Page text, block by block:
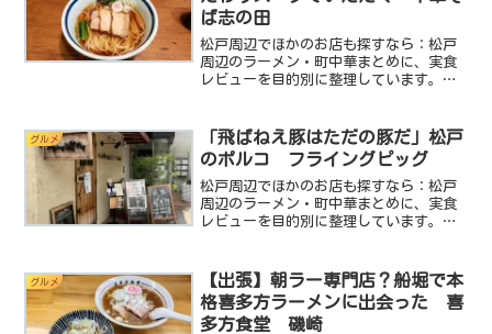
ば志の田
松戸周辺でほかのお店も探すなら：松戸
周辺のラーメン・町中華まとめに、実食
レビューを目的別に整理しています。ど
中華そば志の田をご紹介します。中華そ
ば志の田は超強力なラ...
グルメ
「飛ばねえ豚はただの豚だ」松戸
のポルコ フライングピッグ
松戸周辺でほかのお店も探すなら：松戸
周辺のラーメン・町中華まとめに、実食
レビューを目的別に整理しています。
るイタリア生まれの豚が昔にいたよう
な…ラーメンばかり食べて...
グルメ
【出張】朝ラー専門店？船堀で本
格喜多方ラーメンに出会った 喜
多方食堂 磯崎